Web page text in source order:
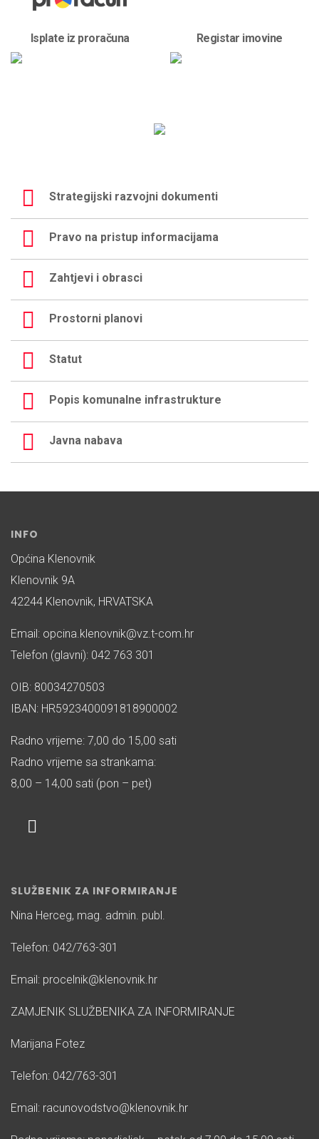
Isplate iz proračuna Registar imovine
Strategijski razvojni dokumenti
Pravo na pristup informacijama
Zahtjevi i obrasci
Prostorni planovi
Statut
Popis komunalne infrastrukture
Javna nabava
INFO
Općina Klenovnik
Klenovnik 9A
42244 Klenovnik, HRVATSKA
Email: opcina.klenovnik@vz.t-com.hr
Telefon (glavni): 042 763 301
OIB: 80034270503
IBAN: HR5923400091818900002
Radno vrijeme: 7,00 do 15,00 sati
Radno vrijeme sa strankama:
8,00 – 14,00 sati (pon – pet)
SLUŽBENIK ZA INFORMIRANJE
Nina Herceg, mag. admin. publ.
Telefon: 042/763-301
Email: procelnik@klenovnik.hr
ZAMJENIK SLUŽBENIKA ZA INFORMIRANJE
Marijana Fotez
Telefon: 042/763-301
Email: racunovodstvo@klenovnik.hr